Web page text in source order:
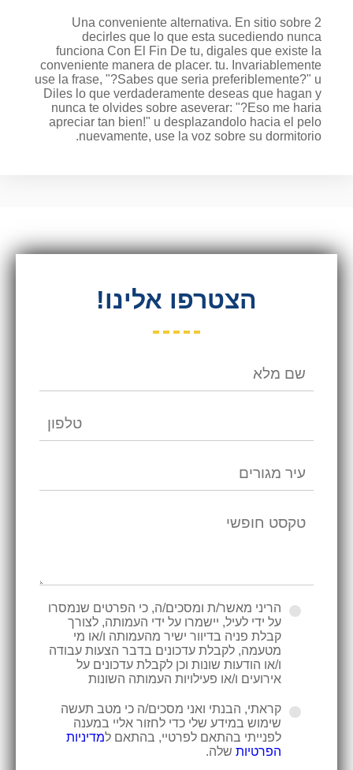
2 Una conveniente alternativa. En sitio sobre
decirles que lo que esta sucediendo nunca
funciona Con El Fin De tu, digales que existe la
conveniente manera de placer. tu. Invariablemente
use la frase, "?Sabes que seria preferiblemente?" u
Diles lo que verdaderamente deseas que hagan y
nunca te olvides sobre aseverar: "?Eso me haria
apreciar tan bien!" u desplazandolo hacia el pelo
nuevamente, use la voz sobre su dormitorio.
הצטרפו אלינו!
הריני מאשר/ת ומסכים/ה, כי הפרטים שנמסרו
על ידי לעיל, יישמרו על ידי העמותה, לצורך
קבלת פניה בדיוור ישיר מהעמותה ו/או מי
מטעמה, לקבלת עדכונים בדבר הצעות עבודה
ו/או הודעות שונות וכן לקבלת עדכונים על
אירועים ו/או פעילויות העמותה השונות
קראתי, הבנתי ואני מסכים/ה כי מטב תעשה
שימוש במידע שלי כדי לחזור אליי במענה
לפנייתי בהתאם לפרטיי, בהתאם למדיניות
הפרטיות שלה.